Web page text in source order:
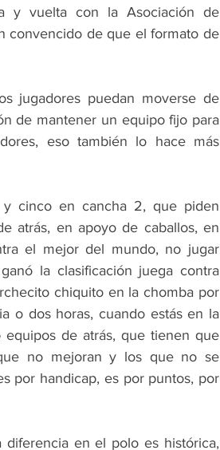
y vuelta con la Asociación de
convencido de que el formato de
jugadores puedan moverse de
de mantener un equipo fijo para
eso también lo hace más
cinco en cancha 2, que piden
atrás, en apoyo de caballos, en
el mejor del mundo, no jugar
la clasificación juega contra
chiquito en la chomba por
o dos horas, cuando estás en la
de atrás, que tienen que
no mejoran y los que no se
por handicap, es por puntos, por
diferencia en el polo es histórica,